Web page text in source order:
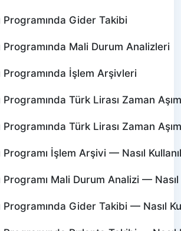
Programında Gider Takibi
Programında Mali Durum Analizleri
Programında İşlem Arşivleri
Türk Lirası Zaman
Türk Lirası Zaman
İşlem Arşivi — Nasıl
Mali Durum Analizi — Nasıl
Gider Takibi — Nasıl